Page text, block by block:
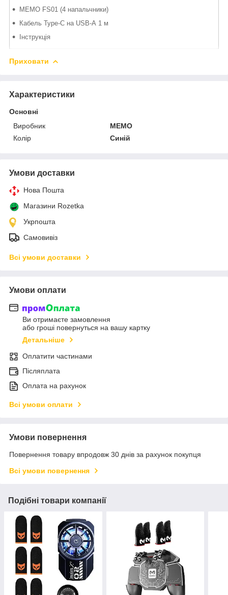
MEMO FS01 (4 напальчники)
Кабель Type-C на USB-A 1 м
Інструкція
Приховати
Характеристики
Основні
Виробник
MEMO
Колір
Синій
Умови доставки
Нова Пошта
Магазини Rozetka
Укрпошта
Самовивіз
Всі умови доставки
Умови оплати
Ви отримаєте замовлення
або гроші повернуться на вашу картку
Детальніше
Оплатити частинами
Післяплата
Оплата на рахунок
Всі умови оплати
Умови повернення
Повернення товару впродовж 30 днів за рахунок покупця
Всі умови повернення
Подібні товари компанії